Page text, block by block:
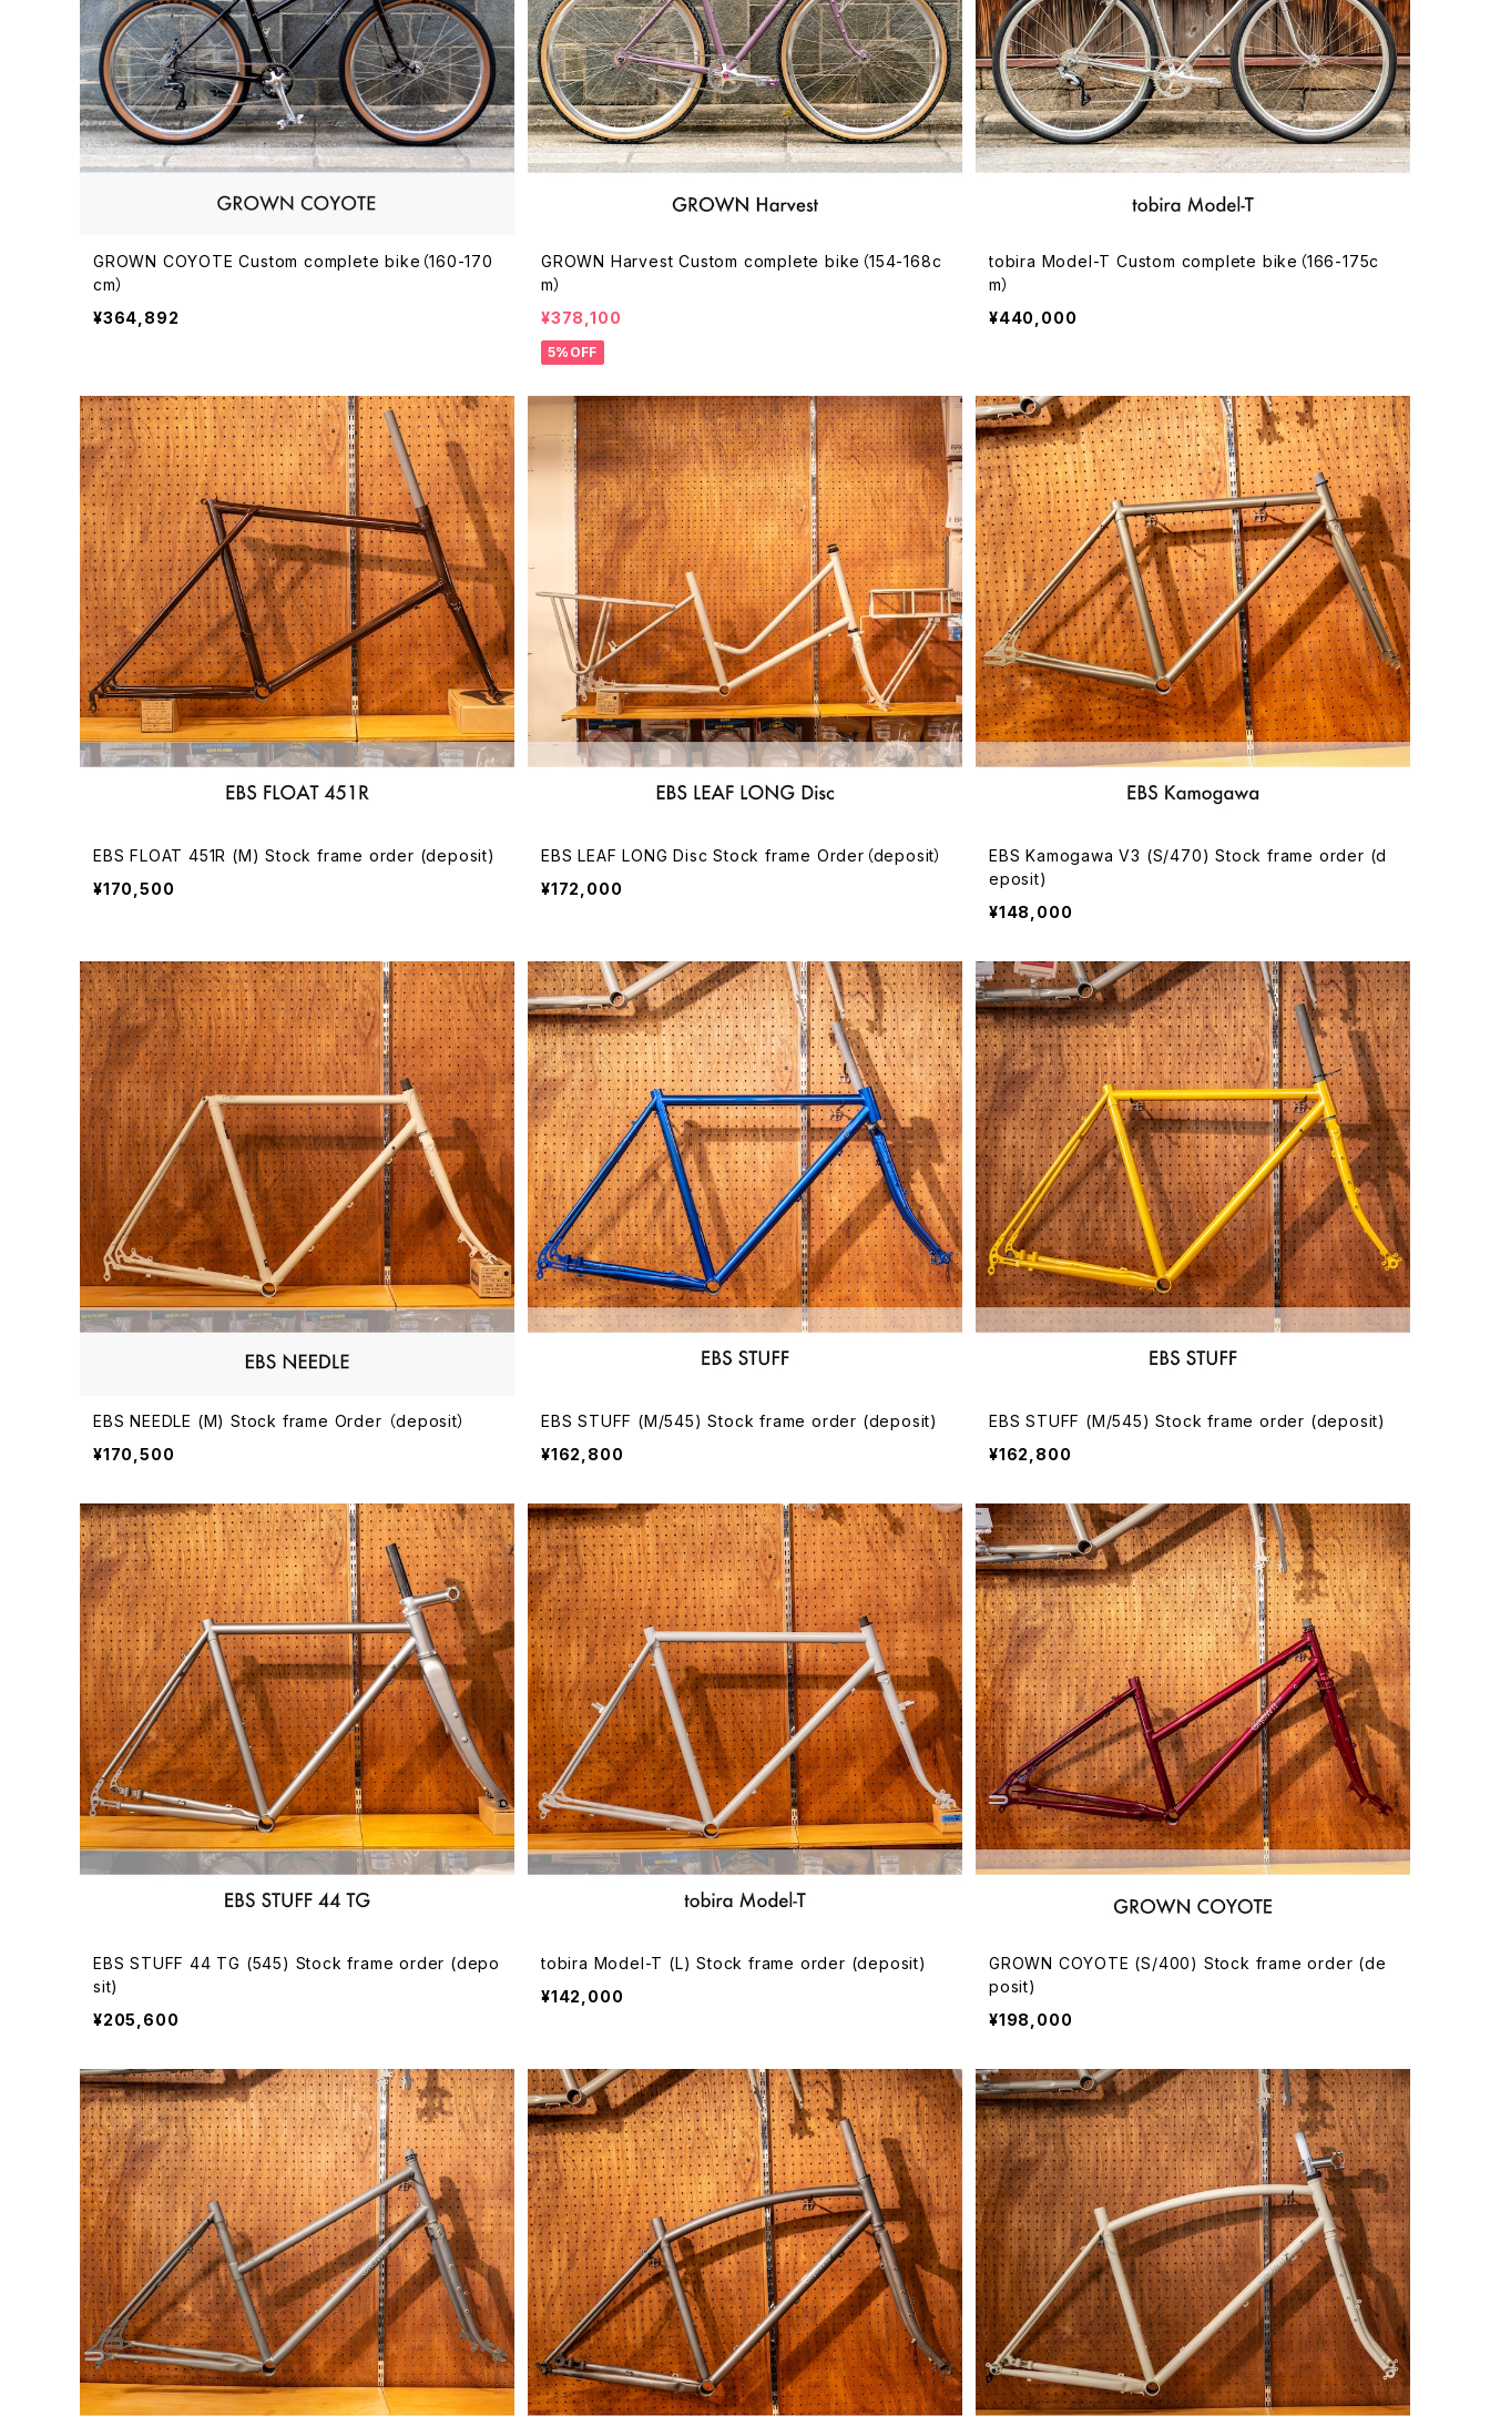
GROWN COYOTE Custom complete bike（160-170
cm）
¥364,892
GROWN Harvest Custom complete bike（154-168c
m）
¥378,100
5%OFF
tobira Model-T Custom complete bike（166-175c
m）
¥440,000
EBS FLOAT 451R (M) Stock frame order (deposit)
¥170,500
EBS LEAF LONG Disc Stock frame Order（deposit）
¥172,000
EBS Kamogawa V3 (S/470) Stock frame order (d
eposit)
¥148,000
EBS NEEDLE (M) Stock frame Order （deposit）
¥170,500
EBS STUFF (M/545) Stock frame order (deposit)
¥162,800
EBS STUFF (M/545) Stock frame order (deposit)
¥162,800
EBS STUFF 44 TG (545) Stock frame order (depo
sit)
¥205,600
tobira Model-T (L) Stock frame order (deposit)
¥142,000
GROWN COYOTE (S/400) Stock frame order (de
posit)
¥198,000